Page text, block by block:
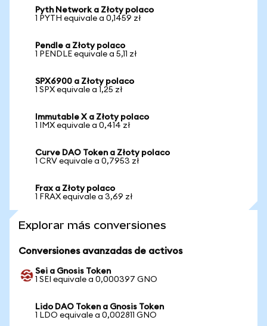
Pyth Network a Złoty polaco
1 PYTH equivale a 0,1459 zł
Pendle a Złoty polaco
1 PENDLE equivale a 5,11 zł
SPX6900 a Złoty polaco
1 SPX equivale a 1,25 zł
Immutable X a Złoty polaco
1 IMX equivale a 0,414 zł
Curve DAO Token a Złoty polaco
1 CRV equivale a 0,7953 zł
Frax a Złoty polaco
1 FRAX equivale a 3,69 zł
Explorar más conversiones
Conversiones avanzadas de activos
Sei a Gnosis Token
1 SEI equivale a 0,000397 GNO
Lido DAO Token a Gnosis Token
1 LDO equivale a 0,002811 GNO